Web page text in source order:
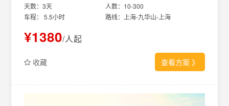
梵音名胜，重要景点：二圣殿、六一桥、桃崖瀑布、甘露寺、龙池
瀑布、山门，燕子洞，五龙湾等。
天数：3天
人数：10-300
车程： 5.5小时
路线：上海-九华山-上海
¥1380/人起
收藏 查看方案》